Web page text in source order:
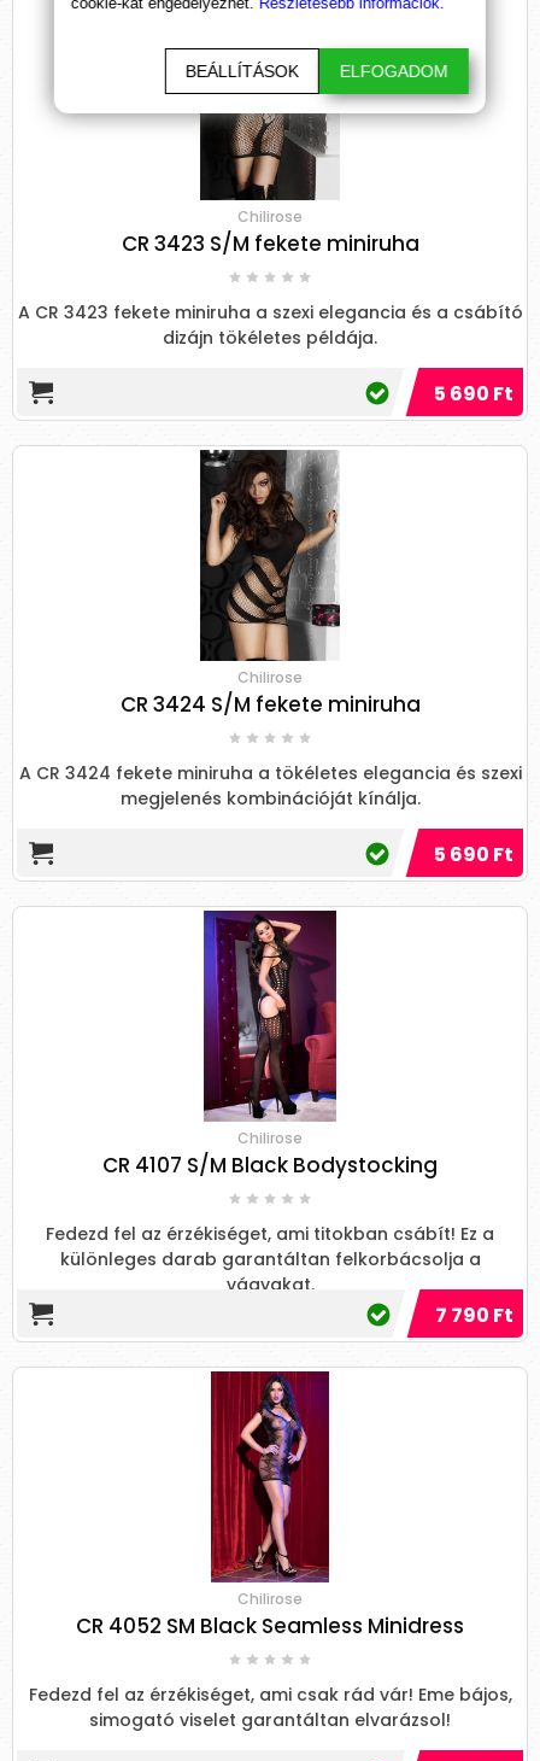
Chilirose
CR 3423 S/M fekete miniruha
A CR 3423 fekete miniruha a szexi elegancia és a csábító
dizájn tökéletes példája.
5 690 Ft
Chilirose
CR 3424 S/M fekete miniruha
A CR 3424 fekete miniruha a tökéletes elegancia és szexi
megjelenés kombinációját kínálja.
5 690 Ft
Chilirose
CR 4107 S/M Black Bodystocking
Fedezd fel az érzékiséget, ami titokban csábít! Ez a
különleges darab garantáltan felkorbácsolja a
vágyakat.
7 790 Ft
Chilirose
CR 4052 SM Black Seamless Minidress
Fedezd fel az érzékiséget, ami csak rád vár! Eme bájos,
simogató viselet garantáltan elvarázsol!
BEÁLLÍTÁSOK ELFOGADOM